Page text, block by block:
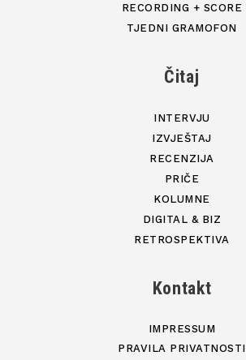
RECORDING + SCORE
TJEDNI GRAMOFON
Čitaj
INTERVJU
IZVJEŠTAJ
RECENZIJA
PRIČE
KOLUMNE
DIGITAL & BIZ
RETROSPEKTIVA
Kontakt
IMPRESSUM
PRAVILA PRIVATNOSTI